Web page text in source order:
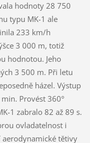
hodnoty 28 750
typu MK-1 ale
233 km/h
3 000 m, totiž
hodnotou. Jeho
3 500 m. Při letu
házel. Výstup
Provést 360°
1 zabralo 82 až 89 s.
ovladatelnost i
tětivy